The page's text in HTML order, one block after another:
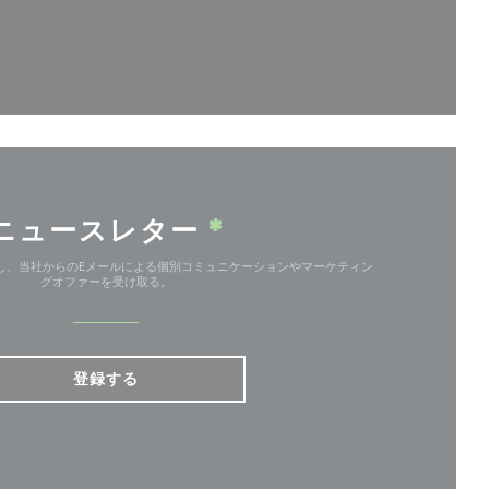
開きます))
ュースレター *
、当社からのEメールによる個別コミュニケーションやマーケティン
グオファーを受け取る。
登録する